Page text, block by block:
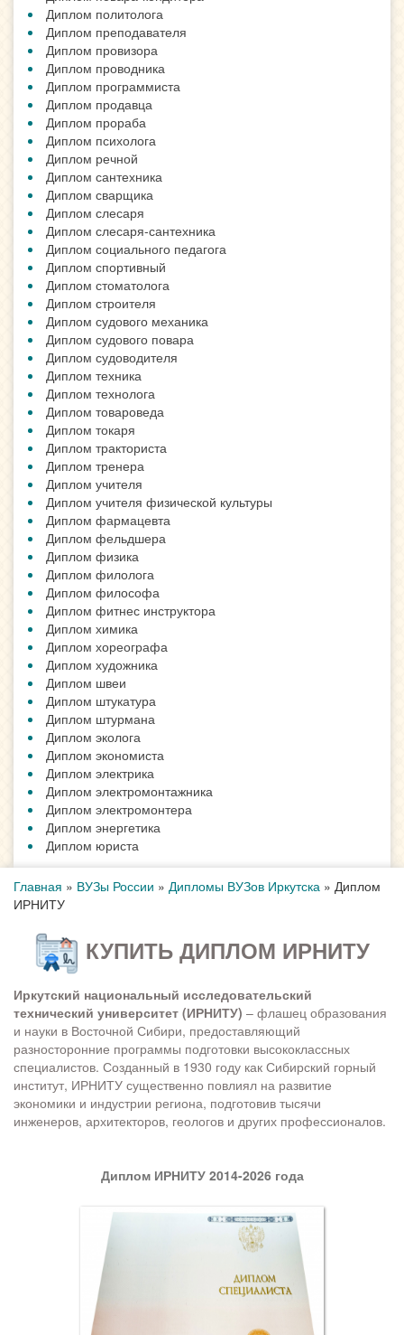
Диплом политолога
Диплом преподавателя
Диплом провизора
Диплом проводника
Диплом программиста
Диплом продавца
Диплом прораба
Диплом психолога
Диплом речной
Диплом сантехника
Диплом сварщика
Диплом слесаря
Диплом слесаря-сантехника
Диплом социального педагога
Диплом спортивный
Диплом стоматолога
Диплом строителя
Диплом судового механика
Диплом судового повара
Диплом судоводителя
Диплом техника
Диплом технолога
Диплом товароведа
Диплом токаря
Диплом тракториста
Диплом тренера
Диплом учителя
Диплом учителя физической культуры
Диплом фармацевта
Диплом фельдшера
Диплом физика
Диплом филолога
Диплом философа
Диплом фитнес инструктора
Диплом химика
Диплом хореографа
Диплом художника
Диплом швеи
Диплом штукатура
Диплом штурмана
Диплом эколога
Диплом экономиста
Диплом электрика
Диплом электромонтажника
Диплом электромонтера
Диплом энергетика
Диплом юриста
Главная » ВУЗы России » Дипломы ВУЗов Иркутска » Диплом
ИРНИТУ
КУПИТЬ ДИПЛОМ ИРНИТУ
Иркутский национальный исследовательский
технический университет (ИРНИТУ) – флашец образования
и науки в Восточной Сибири, предоставляющий
разносторонние программы подготовки высококлассных
специалистов. Созданный в 1930 году как Сибирский горный
институт, ИРНИТУ существенно повлиял на развитие
экономики и индустрии региона, подготовив тысячи
инженеров, архитекторов, геологов и других профессионалов.
Диплом ИРНИТУ 2014-2026 года